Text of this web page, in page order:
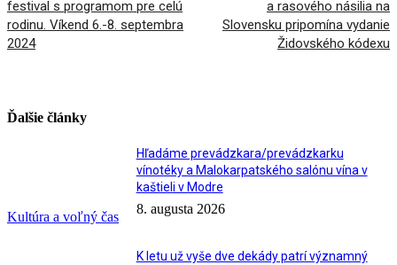
festival s programom pre celú
rodinu. Víkend 6.-8. septembra
2024
a rasového násilia na
Slovensku pripomína vydanie
Židovského kódexu
Ďalšie články
Kultúra a voľný čas
Hľadáme prevádzkara/prevádzkarku
vínotéky a Malokarpatského salónu vína v
kaštieli v Modre
8. augusta 2026
K letu už vyše dve dekády patrí významný